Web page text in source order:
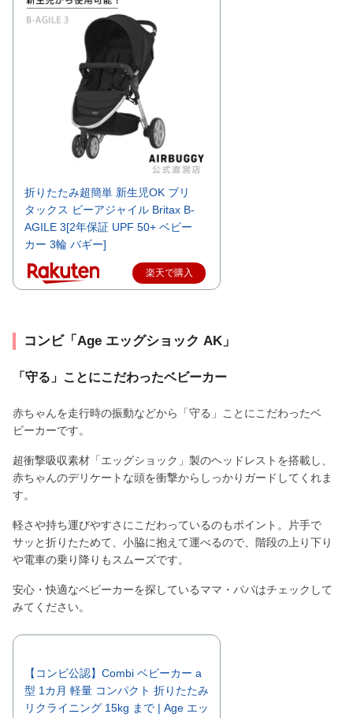
折りたたみ超簡単 新生児OK ブリ
タックス ビーアジャイル Britax B-
AGILE 3[2年保証 UPF 50+ ベビー
カー 3輪 バギー]
楽天で購入
コンビ「Age エッグショック AK」
「守る」ことにこだわったベビーカー
赤ちゃんを走行時の振動などから「守る」ことにこだわったベ
ビーカーです。
超衝撃吸収素材「エッグショック」製のヘッドレストを搭載し、
赤ちゃんのデリケートな頭を衝撃からしっかりガードしてくれま
す。
軽さや持ち運びやすさにこだわっているのもポイント。片手で
サッと折りたためて、小脇に抱えて運べるので、階段の上り下り
や電車の乗り降りもスムーズです。
安心・快適なベビーカーを探しているママ・パパはチェックして
みてください。
【コンビ公認】Combi ベビーカー a
型 1カ月 軽量 コンパクト 折りたたみ
リクライニング 15kg まで | Age エッ